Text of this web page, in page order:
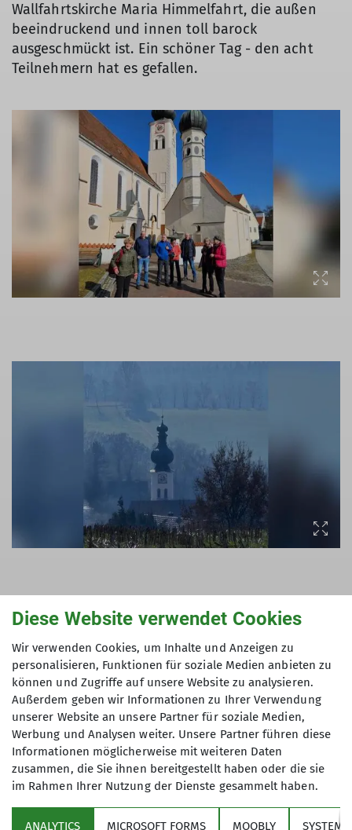
Wallfahrtskirche Maria Himmelfahrt, die außen
beeindruckend und innen toll barock
ausgeschmückt ist. Ein schöner Tag - den acht
Teilnehmern hat es gefallen.
Noch nicht genug?
👉Hier findet ihr weitere Inhalte, aktuelle
Angebote & unser Programm
Über den Verein
Diese Website verwendet Cookies
Wir verwenden Cookies, um Inhalte und Anzeigen zu
personalisieren, Funktionen für soziale Medien anbieten zu
können und Zugriffe auf unsere Website zu analysieren.
Außerdem geben wir Informationen zu Ihrer Verwendung
unserer Website an unsere Partner für soziale Medien,
Werbung und Analysen weiter. Unsere Partner führen diese
Informationen möglicherweise mit weiteren Daten
zusammen, die Sie ihnen bereitgestellt haben oder die sie
im Rahmen Ihrer Nutzung der Dienste gesammelt haben.
ANALYTICS MICROSOFT FORMS MOOBLY SYSTEM